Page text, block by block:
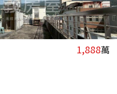
1,888萬